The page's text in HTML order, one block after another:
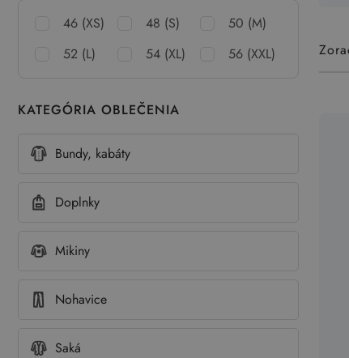
46 (XS) 48 (S)
50 (M)
52 (L)
54 (XL) 56 (XXL)
KATEGÓRIA OBLEČENIA
Bundy, kabáty
Doplnky
Mikiny
Nohavice
Saká